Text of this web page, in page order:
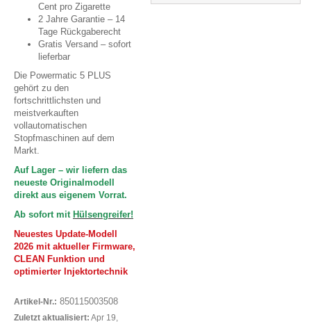
Cent pro Zigarette
2 Jahre Garantie – 14
Tage Rückgaberecht
Gratis Versand – sofort
lieferbar
Die Powermatic 5 PLUS
gehört zu den
fortschrittlichsten und
meistverkauften
vollautomatischen
Stopfmaschinen auf dem
Markt.
Auf Lager – wir liefern das
neueste Originalmodell
direkt aus eigenem Vorrat.
Ab sofort mit Hülsengreifer!
Neuestes Update-Modell
2026 mit aktueller Firmware,
CLEAN Funktion und
optimierter Injektortechnik
Artikel-Nr.: 850115003508
Zuletzt aktualisiert: Apr 19,